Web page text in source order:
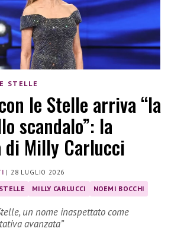
STELLE
le Stelle arriva “la
scandalo”: la
Milly Carlucci
| 28 LUGLIO 2026
MILLY CARLUCCI NOEMI BOCCHI
un nome inaspettato come
avanzata”